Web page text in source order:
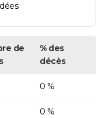
de
% des
décès
0 %
0 %